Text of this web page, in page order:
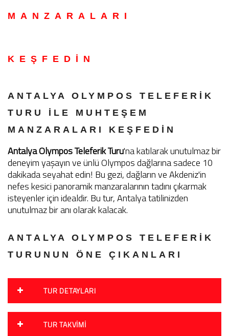
MANZARALARI
KEŞFEDİN
ANTALYA OLYMPOS TELEFERIK
TURU ILE MUHTEŞEM
MANZARALARI KEŞFEDIN
Antalya Olympos Teleferik Turu'na katılarak unutulmaz bir
deneyim yaşayın ve ünlü Olympos dağlarına sadece 10
dakikada seyahat edin! Bu gezi, dağların ve Akdeniz'in
nefes kesici panoramik manzaralarının tadını çıkarmak
isteyenler için idealdir. Bu tur, Antalya tatilinizden
unutulmaz bir anı olarak kalacak.
ANTALYA OLYMPOS TELEFERİK
TURUNUN ÖNE ÇIKANLARI
TUR DETAYLARI
TUR TAKVIMI